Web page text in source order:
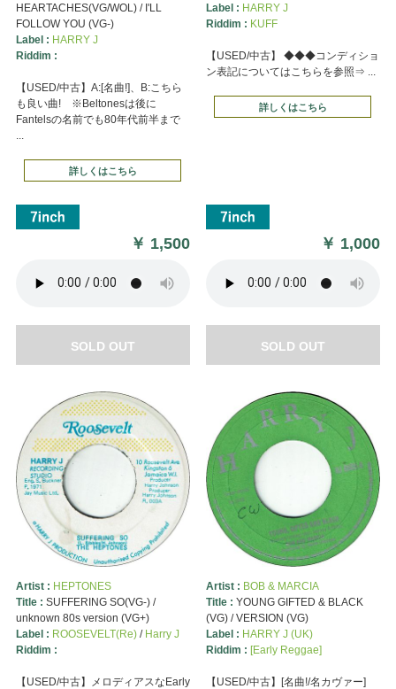
HEARTACHES(VG/WOL) / I'LL
FOLLOW YOU (VG-)
Label : HARRY J
Riddim :
【USED/中古】A:[名曲!]、B:こちら
も良い曲! ※Beltonesは後に
Fantelsの名前でも80年代前半まで
...
詳しくはこちら
￥ 1,500
SOLD OUT
Label : HARRY J
Riddim : KUFF
【USED/中古】 ◆◆◆コンディショ
ン表記についてはこちらを参照⇒ ...
詳しくはこちら
￥ 1,000
SOLD OUT
Artist : HEPTONES
Title : SUFFERING SO(VG-) /
unknown 80s version (VG+)
Label : ROOSEVELT(Re)/ Harry J
Riddim :
【USED/中古】メロディアスなEarly
Artist : BOB & MARCIA
Title : YOUNG GIFTED & BLACK
(VG) / VERSION (VG)
Label : HARRY J (UK)
Riddim : [Early Reggae]
【USED/中古】[名曲!/名カヴァー]